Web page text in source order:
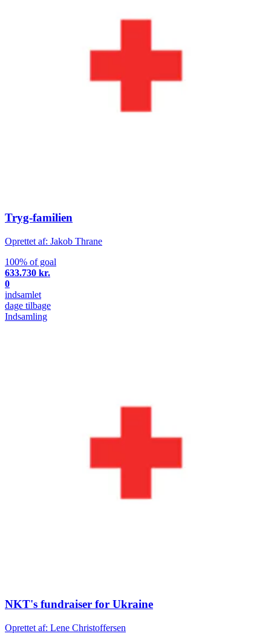
Tryg-familien
Oprettet af: Jakob Thrane
100% of goal
633.730 kr.
0
indsamlet
dage tilbage
Indsamling
NKT's fundraiser for Ukraine
Oprettet af: Lene Christoffersen